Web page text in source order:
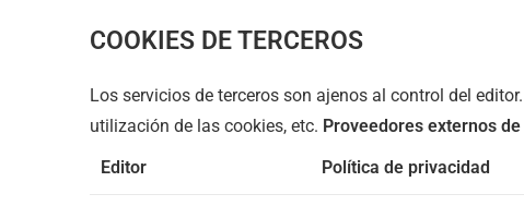
COOKIES DE TERCEROS
Los servicios de terceros son ajenos al control del
utilización de las cookies, etc. Proveedores externos
Editor
Política de privacidad